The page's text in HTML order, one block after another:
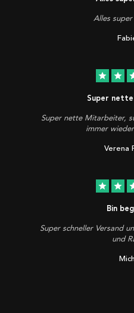
Alles
star star
Super
Super nette Mitarbeiter,
immer
Verena
star star
Bin
Super schneller Versand
und